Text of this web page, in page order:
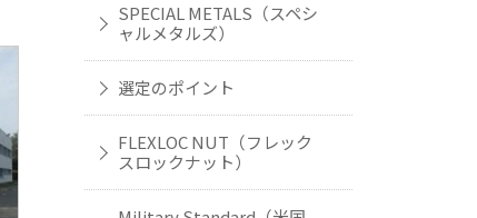
SPECIAL METALS（スペシ
ャルメタルズ）
選定のポイント
FLEXLOC NUT（フレック
スロックナット）